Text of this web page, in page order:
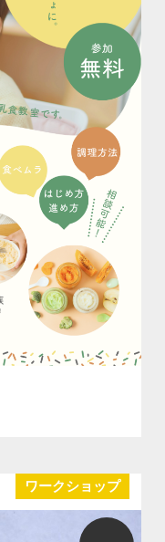
ワークショップ